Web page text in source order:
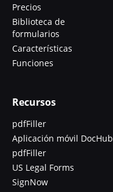
Precios
Biblioteca de
formularios
Características
Funciones
Recursos
pdfFiller
Aplicación móvil DocHub
pdfFiller
US Legal Forms
SignNow